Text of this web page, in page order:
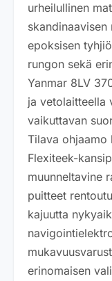
urheilullinen
epoksisen
rungon sekä
Yanmar 8LV
ja vetolaitteella
vaikuttavan
Tilava ohjaamo
Flexiteek-
muunneltavine
puitteet
kajuutta
erinomaisen